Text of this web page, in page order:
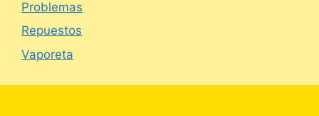
Problemas
Repuestos
Vaporeta